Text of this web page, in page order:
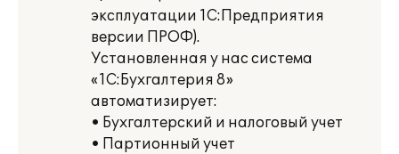
эксплуатации 1С:Предприятия
версии ПРОФ).
Установленная у нас система
«1С:Бухгалтерия 8»
автоматизирует:
• Бухгалтерский и налоговый учет
• Партионный учет